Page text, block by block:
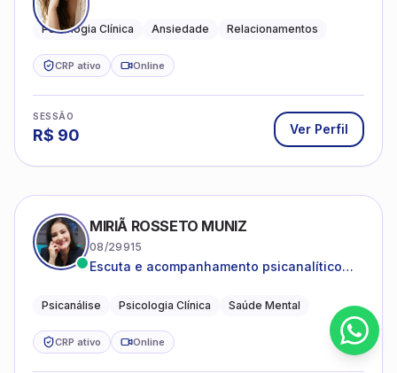
Psicologia Clínica Ansiedade Relacionamentos
CRP ativo Online
SESSÃO
R$ 90 Ver Perfil
MIRIÃ ROSSETO MUNIZ
08/29915
Escuta e acompanhamento psicanalítico
Psicanálise Psicologia Clínica Saúde Mental
CRP ativo Online